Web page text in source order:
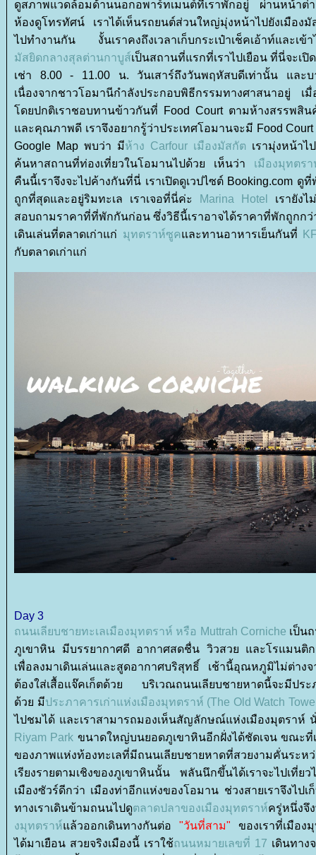
ดูสภาพแวดล้อมด้านนอกอพาร์ทเมนต์ที่เราพักอยู่ ผ่านหน้าต่า
ห้องดูโทรทัศน์ เราได้เห็นรถยนต์ส่วนใหญ่มุ่งหน้าไปยังเมือง
ไปทำงานกัน งั้นเราคงถึงเวลาเก็บกระเป๋าเช็คเอ้าท์และเข้
มัสยิดกลางสุลต่านกาบูส์เป็นสถานที่แรกที่เราไปเยือน ที่นี่จะเ
เช่า 8.00 - 11.00 น. วันเสาร์ถึงวันพฤหัสบดีเท่านั้น และบ
เนื่องจากชาวโอมานีกำลังประกอบพิธีกรรมทางศาสนาอยู่ เมื่
ดยปกติเราชอบทานข้าวกันที่ Food Court ตามห้างสรรพสิน
ละคุณภาพดี เราจึงอยากรู้ว่าประเทศโอมานจะมี Food
Google Map พบว่า มีห้าง Carfour เมืองมัสกัต เรามุ่งหน้า
ค้นหาสถานที่ท่องเที่ยวในโอมานไปด้วย เห็นว่า เมืองมุทตร
คืนนี้เราจึงจะไปค้างกันที่นี่ เราเปิดดูเวปไซต์ Booking.com
ถูกที่สุดและอยู่ริมทะเล เราเจอที่นี่ค่ะ
Marina Hotel
เรายังไ
สอบถามราคาที่ที่พักกันก่อน ซึ่งวิธีนี้เราอาจได้ราคาที่พักถูกกว่
เดินเล่นที่ตลาดเก่าแก่ มุทตราห์ซูคละทานอาหารเย็นกันที่
กับตลาดเก่าแก่
Day 3
ถนนเลียบชายทะเลเมืองมุทตราห์ หรือ Muttrah Corniche เป็น
ภูเขาหิน มีบรรยากาศดี อากาศสดชื่น วิวสวย และโรแมนติก
เพื่อลงมาเดินเล่นและสูดอากาศบริสุทธิ์ เช้านี้อุณหภูมิไม่ต่าง
ต้องใส่เสื้อแจ๊คเก็ตด้วย บริเวณถนนเลียบชายหาดนี้จะมีประ
ด้วย มีประภาคารเก่าแห่งเมืองมุทตราห์ (The Old Watch
ไปชมได้ และเราสามารถมองเห็นสัญลักษณ์แห่งเมืองมุตราห์
Riyam Park ขนาดใหญ่บนยอดภูเขาหินอีกฝั่งได้ชัดเจน ขณะที่
ของภาพแห่งท้องทะเลที่มีถนนเลียบชายหาดที่สวยงามคั่นระห
เรียงรายตามเชิงของภูเขาหินนั้น พลันนึกขึ้นได้เราจะไปเที่
เมืองซัวร์ดีกว่า เมืองท่าอีกแห่งของโอมาน ช่วงสายเราจึงไปเ
ทางเราเดินข้ามถนนไปดูตลาดปลาของเมืองมุทตราห์ครู่หนึ่งจึ
งมุทตราห์ล้วออกเดินทางกันต่อ "วันที่สาม" ของเราที่เมือ
ได้มาเยือน สวยจริงเมืองนี้ เราใช้ถนนหมายเลขที่ 17 เดินทาง